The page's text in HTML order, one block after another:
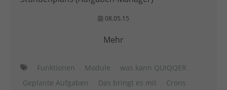
08.05.15
Mehr
Funktionen Module
was kann QUIQQER
Geplante Aufgaben
Das bringt es mit
Crons